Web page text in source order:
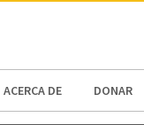
ACERCA DE DONAR